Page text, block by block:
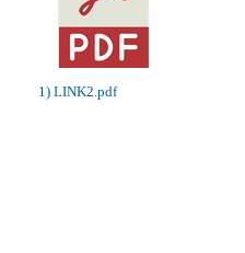
1) LINK2.pdf